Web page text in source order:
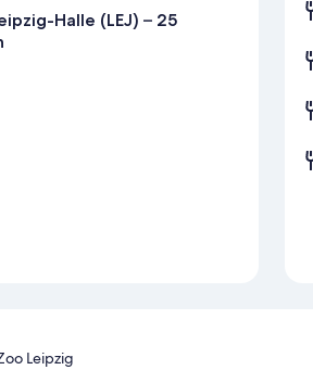
Halle (LEJ) – 25
Leipzig